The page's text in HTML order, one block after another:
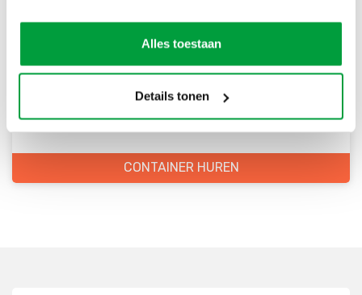
Alles toestaan
Details tonen
Bestel direct je container
Scherpe prijzen
Snelle levering
Goede kwaliteit
CONTAINER HUREN